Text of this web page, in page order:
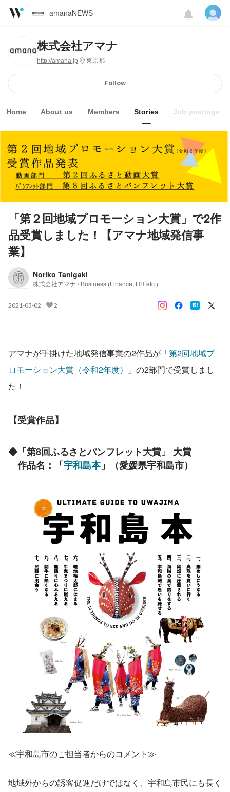
amanaNEWS
株式会社アマナ
http://amana.jp 東京都
Follow
Home About us Members Stories Job postings
「第２回地域プロモーション大賞」で2作
品受賞しました！【アマナ地域発信事
業】
Noriko Tanigaki
株式会社アマナ / Business (Finance, HR etc.)
2021-03-02 2
アマナが手掛けた地域発信事業の2作品が「第2回地域プ
ロモーション大賞（令和2年度）
」の2部門で受賞しまし
た！
【受賞作品】
◆「第8回ふるさとパンフレット大賞」 大賞
作品名：「宇和島本」（愛媛県宇和島市）
≪宇和島市のご担当者からのコメント≫
地域外からの誘客促進だけではなく、宇和島市民にも長く